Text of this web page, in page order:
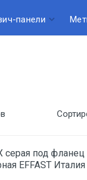
панели
серая под
EFFAST Италия